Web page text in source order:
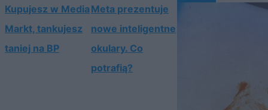
Kupujesz w Media
Markt, tankujesz
taniej na BP
Meta prezentuje
nowe inteligentne
okulary. Co
potrafią?